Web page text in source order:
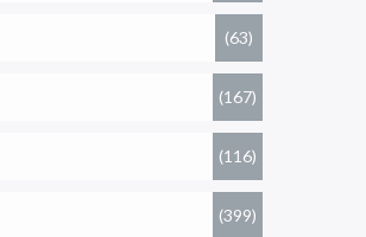
(63)
(167)
(116)
(399)